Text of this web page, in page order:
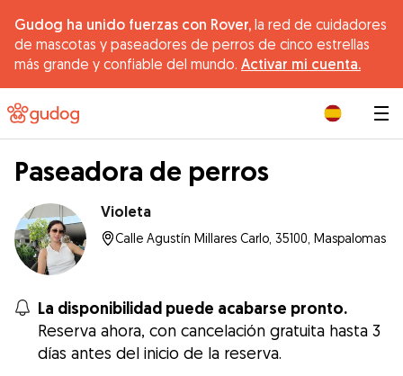
Gudog ha unido fuerzas con Rover, la red de cuidadores
de mascotas y paseadores de perros de cinco estrellas
más grande y confiable del mundo. Activar mi cuenta.
Paseadora de perros
Violeta
Calle Agustín Millares Carlo, 35100, Maspalomas
La disponibilidad puede acabarse pronto.
Reserva ahora, con cancelación gratuita hasta 3
días antes del inicio de la reserva.